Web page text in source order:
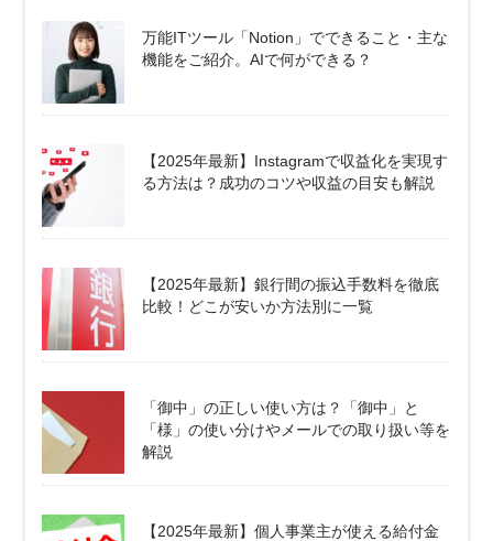
万能ITツール「Notion」でできること・主な
機能をご紹介。AIで何ができる？
【2025年最新】Instagramで収益化を実現す
る方法は？成功のコツや収益の目安も解説
【2025年最新】銀行間の振込手数料を徹底
比較！どこが安いか方法別に一覧
「御中」の正しい使い方は？「御中」と
「様」の使い分けやメールでの取り扱い等を
解説
【2025年最新】個人事業主が使える給付金